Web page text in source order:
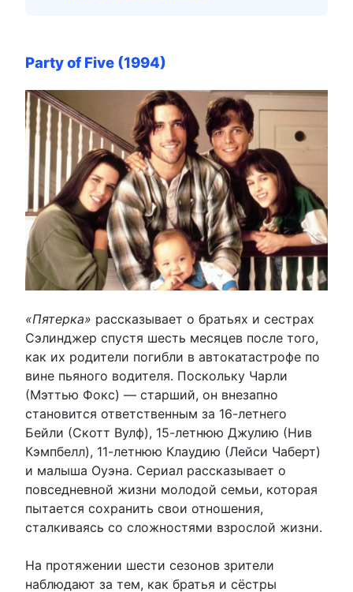
Party of Five (1994)
«Пятерка» рассказывает о братьях и сестрах
Сэлинджер спустя шесть месяцев после того,
как их родители погибли в автокатастрофе по
вине пьяного водителя. Поскольку Чарли
(Мэттью Фокс) — старший, он внезапно
становится ответственным за 16-летнего
Бейли (Скотт Вулф), 15-летнюю Джулию (Нив
Кэмпбелл), 11-летнюю Клаудию (Лейси Чаберт)
и малыша Оуэна. Сериал рассказывает о
повседневной жизни молодой семьи, которая
пытается сохранить свои отношения,
сталкиваясь со сложностями взрослой жизни.
На протяжении шести сезонов зрители
наблюдают за тем, как братья и сёстры